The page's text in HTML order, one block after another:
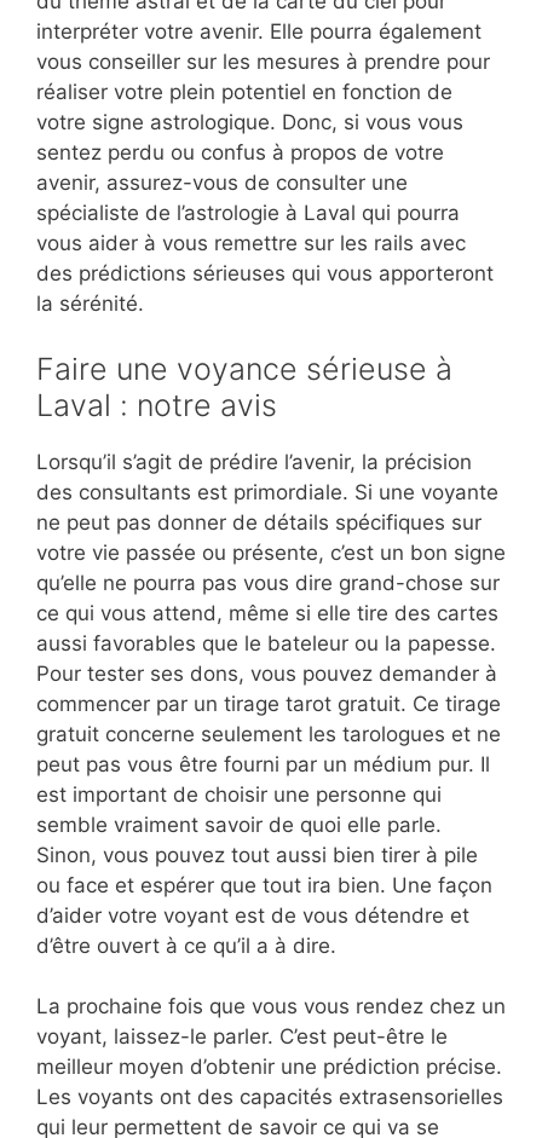
interpréter votre avenir. Elle pourra également
vous conseiller sur les mesures à prendre pour
réaliser votre plein potentiel en fonction de
votre signe astrologique. Donc, si vous vous
sentez perdu ou confus à propos de votre
avenir, assurez-vous de consulter une
spécialiste de l’astrologie à Laval qui pourra
vous aider à vous remettre sur les rails avec
des prédictions sérieuses qui vous apporteront
la sérénité.
Faire une voyance sérieuse à
Laval : notre avis
Lorsqu’il s’agit de prédire l’avenir, la précision
des consultants est primordiale. Si une voyante
ne peut pas donner de détails spécifiques sur
votre vie passée ou présente, c’est un bon signe
qu’elle ne pourra pas vous dire grand-chose sur
ce qui vous attend, même si elle tire des cartes
aussi favorables que le bateleur ou la papesse.
Pour tester ses dons, vous pouvez demander à
commencer par un tirage tarot gratuit. Ce tirage
gratuit concerne seulement les tarologues et ne
peut pas vous être fourni par un médium pur. Il
est important de choisir une personne qui
semble vraiment savoir de quoi elle parle.
Sinon, vous pouvez tout aussi bien tirer à pile
ou face et espérer que tout ira bien. Une façon
d’aider votre voyant est de vous détendre et
d’être ouvert à ce qu’il a à dire.
La prochaine fois que vous vous rendez chez un
voyant, laissez-le parler. C’est peut-être le
meilleur moyen d’obtenir une prédiction précise.
Les voyants ont des capacités extrasensorielles
qui leur permettent de savoir ce qui va se